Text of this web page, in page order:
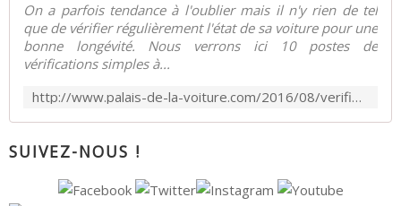
On a parfois tendance à l'oublier mais il n'y rien de tel
que de vérifier régulièrement l'état de sa voiture pour une
bonne longévité. Nous verrons ici 10 postes de
vérifications simples à...
http://www.palais-de-la-voiture.com/2016/08/verifiez-l-etat-de-votre-voiture-en-10-points-rapide-et-facile.html
SUIVEZ-NOUS !